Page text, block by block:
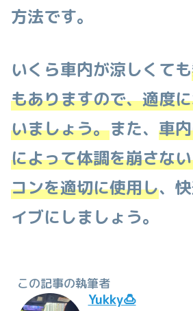
方法です。
いくら車内が涼しくても
もありますので、適度
いましょう。また、 車
によって体調を崩さな
コンを適切に使用し、
イブにしましょう。
この記事の執筆者
Yukky🍮